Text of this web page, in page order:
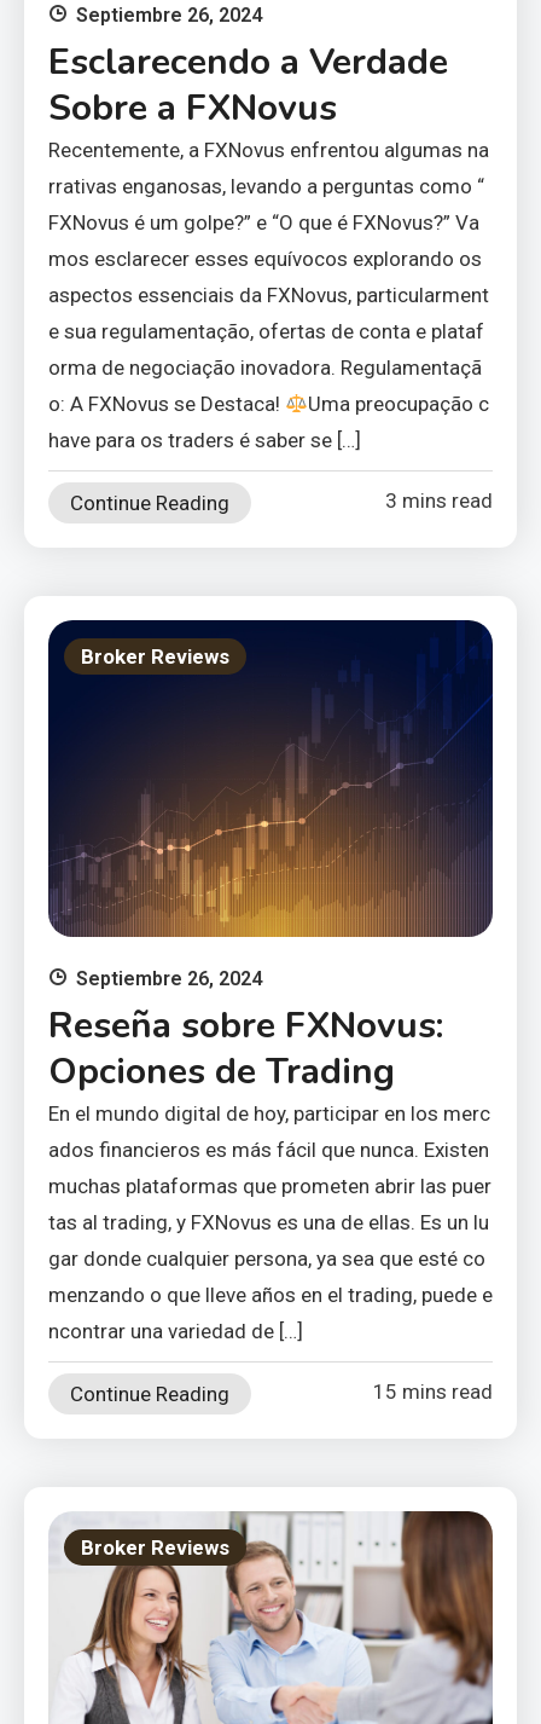
Septiembre 26, 2024
Esclarecendo a Verdade
Sobre a FXNovus
Recentemente, a FXNovus enfrentou algumas na
rrativas enganosas, levando a perguntas como “
FXNovus é um golpe?” e “O que é FXNovus?” Va
mos esclarecer esses equívocos explorando os
aspectos essenciais da FXNovus, particularment
e sua regulamentação, ofertas de conta e plataf
orma de negociação inovadora. Regulamentaçã
o: A FXNovus se Destaca!
Uma preocupação c
have para os traders é saber se […]
Continue Reading 3 mins read
Broker Reviews
Septiembre 26, 2024
Reseña sobre FXNovus:
Opciones de Trading
En el mundo digital de hoy, participar en los merc
ados financieros es más fácil que nunca. Existen
muchas plataformas que prometen abrir las puer
tas al trading, y FXNovus es una de ellas. Es un lu
gar donde cualquier persona, ya sea que esté co
menzando o que lleve años en el trading, puede e
ncontrar una variedad de […]
Continue Reading 15 mins read
Broker Reviews